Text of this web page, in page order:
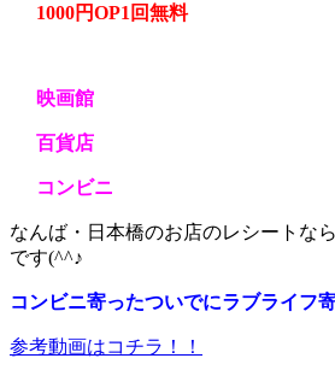
1000円OP1回無料
映画館
百貨店
コンビニ
なんば・日本橋のお店のレシートな
です(^^♪
コンビニ寄ったついでにラブライフ
参考動画はコチラ！！